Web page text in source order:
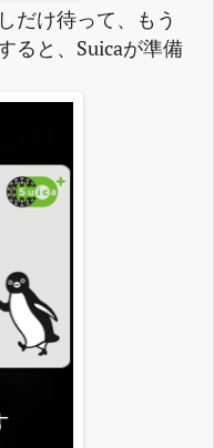
だけ待って、もう
ると、Suicaが準備